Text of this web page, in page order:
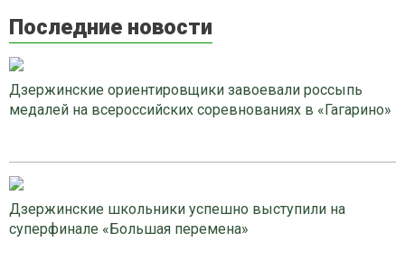
Последние новости
Дзержинские ориентировщики завоевали россыпь
медалей на всероссийских соревнованиях в «Гагарино»
Дзержинские школьники успешно выступили на
суперфинале «Большая перемена»